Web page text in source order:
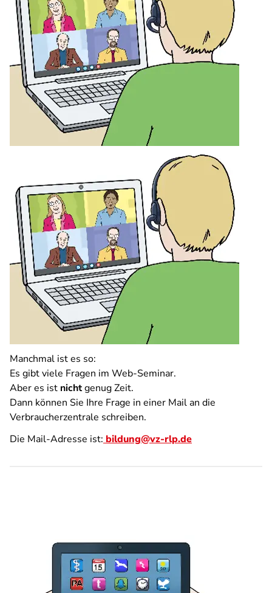
Manchmal ist es so:
Es gibt viele Fragen im Web-Seminar.
Aber es ist nichtgenug Zeit.
Dann können Sie Ihre Frage in einer Mail an die
Verbraucherzentrale schreiben.
Die Mail-Adresse ist: bildung@vz-rlp.de